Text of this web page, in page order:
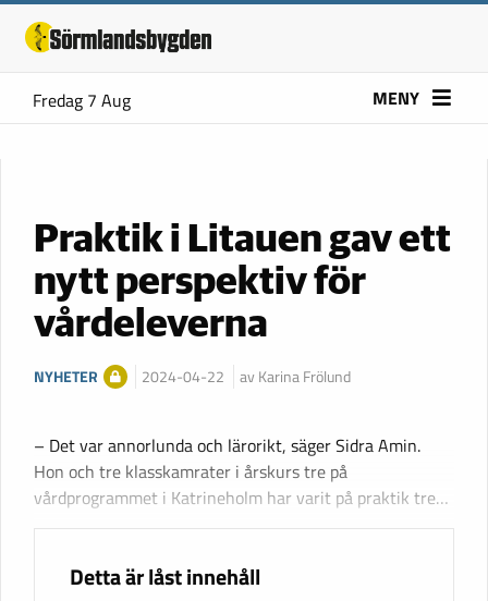
Fredag 7 Aug MENY
Praktik i Litauen gav ett
nytt perspektiv för
vårdeleverna
NYHETER 2024-04-22 av Karina Frölund
– Det var annorlunda och lärorikt, säger Sidra Amin.
Hon och tre klasskamrater i årskurs tre på
vårdprogrammet i Katrineholm har varit på praktik tre…
Detta är låst innehåll